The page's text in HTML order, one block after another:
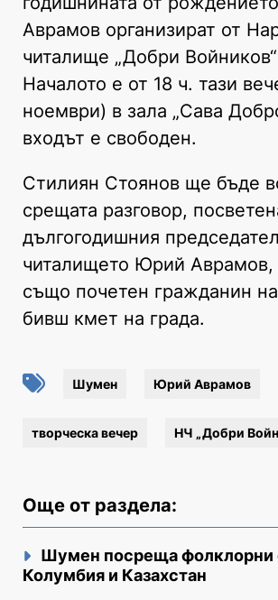
Аврамов организират от
читалище „Добри
Началото е от 18 ч. тази
ноември) в зала „Сава
входът е свободен.
Стилиян Стоянов ще бъде
срещата разговор,
дългогодишния
читалището Юрий Аврамов,
също почетен гражданин
бивш кмет на града.
Шумен Юрий Аврамов
творческа вечер НЧ „Добри
Още от раздела:
Шумен посреща фолклорни
Колумбия и Казахстан